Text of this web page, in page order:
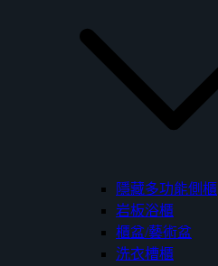
隱藏多功能側櫃
岩板浴櫃
櫃盆/藝術盆
洗衣槽櫃